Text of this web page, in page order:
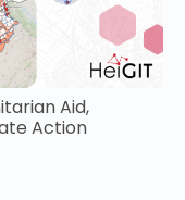
Aid,
Action